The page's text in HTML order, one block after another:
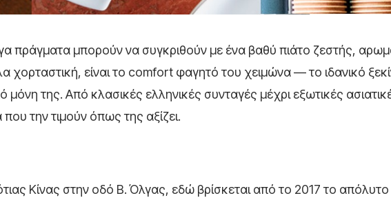
πράγματα μπορούν να συγκριθούν με ένα βαθύ πιάτο ζεστής,
χορταστική, είναι το comfort φαγητό του χειμώνα — το ιδανικό
μόνη της. Από κλασικές ελληνικές συνταγές μέχρι εξωτικές
την τιμούν όπως της αξίζει.
Κίνας στην οδό Β. Όλγας, εδώ βρίσκεται από το 2017 το απόλυτο